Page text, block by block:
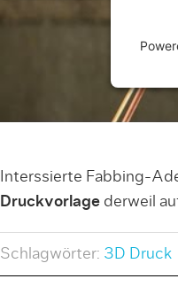
Interssierte Fabbing-
Druckvorlagederweil
Schlagwörter: 3D Druck